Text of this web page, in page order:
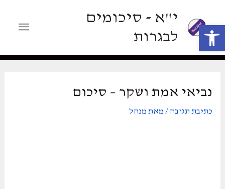
י"א - סיכומים
לבגרות
נביאי אמת ושקר – סיכום
כתיבת תגובה / מאת מנהל
פתח סרגל נגישות